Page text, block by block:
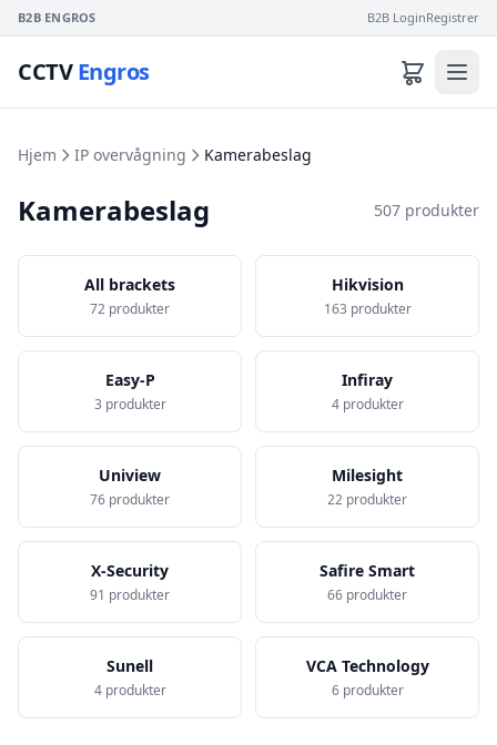
B2B ENGROS B2B LoginRegistrer
CCTVEngros
Hjem IP overvågning Kamerabeslag
Kamerabeslag 507 produkter
All brackets
72 produkter
Hikvision
163 produkter
Easy-P
3 produkter
Infiray
4 produkter
Uniview
76 produkter
Milesight
22 produkter
X-Security
91 produkter
Safire Smart
66 produkter
Sunell
4 produkter
VCA Technology
6 produkter